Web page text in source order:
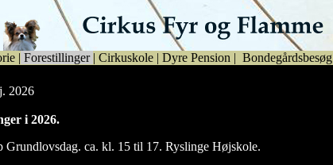
| Forestillinger | Cirkuskole | Dyre Pension | Bondegårdsbesøg
2026
i 2026.
Grundlovsdag. ca. kl. 15 til 17. Ryslinge Højskole.